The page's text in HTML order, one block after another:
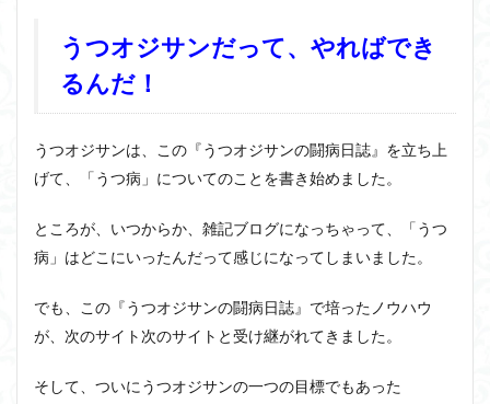
うつオジサンだって、やればでき
るんだ！
うつオジサンは、この『うつオジサンの闘病日誌』を立ち上
げて、「うつ病」についてのことを書き始めました。
ところが、いつからか、雑記ブログになっちゃって、「うつ
病」はどこにいったんだって感じになってしまいました。
でも、この『うつオジサンの闘病日誌』で培ったノウハウ
が、次のサイト次のサイトと受け継がれてきました。
そして、ついにうつオジサンの一つの目標でもあった